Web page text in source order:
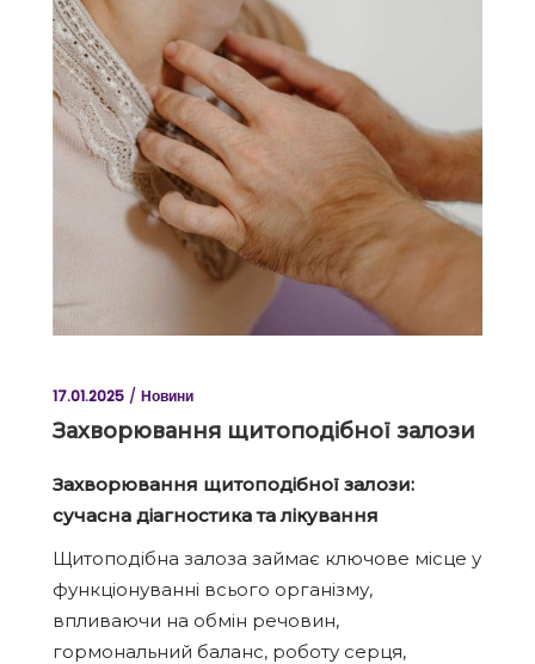
17.01.2025 Новини
Захворювання щитоподібної залози
Захворювання щитоподібної залози:
сучасна діагностика та лікування
Щитоподібна залоза займає ключове місце у
функціонуванні всього організму,
впливаючи на обмін речовин,
гормональний баланс, роботу серця,